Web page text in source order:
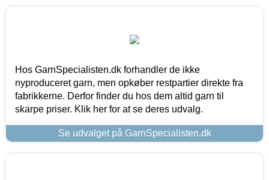
Hos GarnSpecialisten.dk forhandler de ikke
nyproduceret garn, men opkøber restpartier direkte fra
fabrikkerne. Derfor finder du hos dem altid garn til
skarpe priser. Klik her for at se deres udvalg.
Se udvalget på GarnSpecialisten.dk